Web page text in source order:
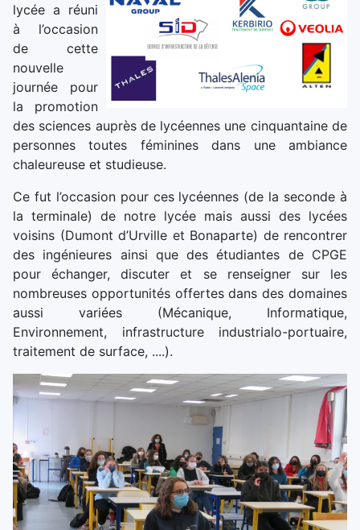
lycée a réuni
à l’occasion
de cette
nouvelle
journée pour
la promotion
des sciences auprès de lycéennes une cinquantaine de
personnes toutes féminines dans une ambiance
chaleureuse et studieuse.
Ce fut l’occasion pour ces lycéennes (de la seconde à
la terminale) de notre lycée mais aussi des lycées
voisins (Dumont d’Urville et Bonaparte) de rencontrer
des ingénieures ainsi que des étudiantes de CPGE
pour échanger, discuter et se renseigner sur les
nombreuses opportunités offertes dans des domaines
aussi variées (Mécanique, Informatique,
Environnement, infrastructure industrialo-portuaire,
traitement de surface, ....).